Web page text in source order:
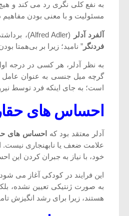
به نفع کلی نگری رد می کند و
مسئولیت و با معنی بودن
آلفرد آدلر (Alfred Adler)، برداشتی را از ماهیت انسان ارایه داد که افراد را قربانی غرایز و تعارض‌ها و محکوم به نیروهای زیستی و تجربیات کودکی به تصویر نمی کشد. او رویکرد خود را “
فردنگر ” نامید؛ زیرا بر بی‌همتا
به نظر آدلر، هر کسی در درجه
گرچه میل جنسی به عنوان عامل
است؛ به جای اینکه فرد توسط
احساس های
آدلر معتقد بود که احساس های
علامت ضعف یا نابهنجاری نیست.
خود، با نیاز به جبران کردن
این فرایند در کودکی آغاز می
به صورت ژنتیکی تعیین نشده،
هستند، زیرا برای رشد انگیزش